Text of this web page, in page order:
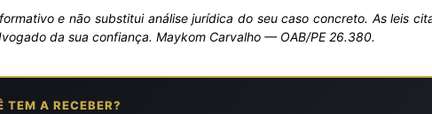
e não substitui análise jurídica do seu caso concreto. As leis
da sua confiança. Maykom Carvalho — OAB/PE 26.380.
TEM A RECEBER?